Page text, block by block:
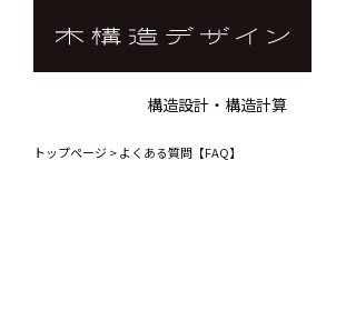
構造設計・構造計算
トップページ> よくある質問【FAQ】